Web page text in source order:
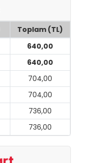
Toplam (TL)
640,00
640,00
704,00
704,00
736,00
736,00